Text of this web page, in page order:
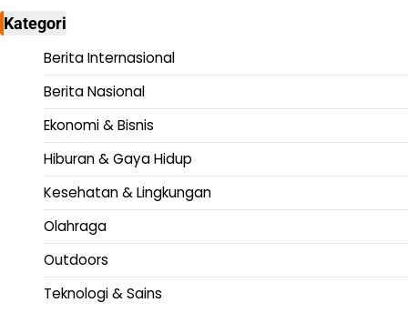
Kategori
Berita Internasional
Berita Nasional
Ekonomi & Bisnis
Hiburan & Gaya Hidup
Kesehatan & Lingkungan
Olahraga
Outdoors
Teknologi & Sains